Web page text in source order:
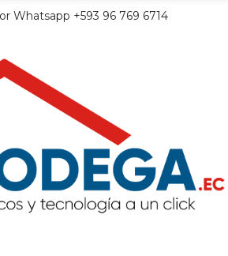
Whatsapp +593 96 769 6714